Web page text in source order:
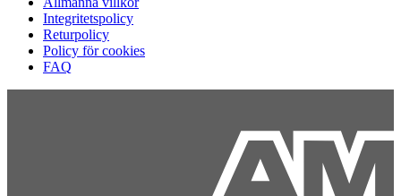
Integritetspolicy
Returpolicy
Policy för cookies
FAQ